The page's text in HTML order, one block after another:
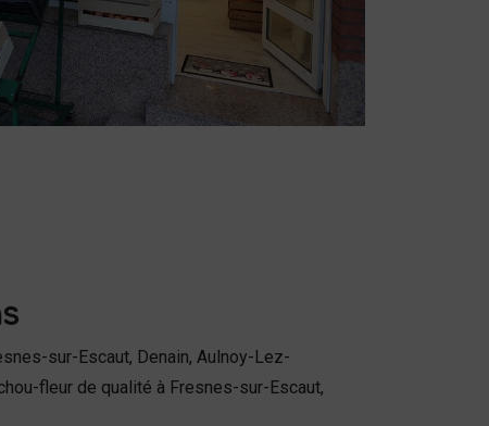
sur-Escaut, Denain, Aulnoy-Lez-
fleur de qualité à Fresnes-sur-Escaut,